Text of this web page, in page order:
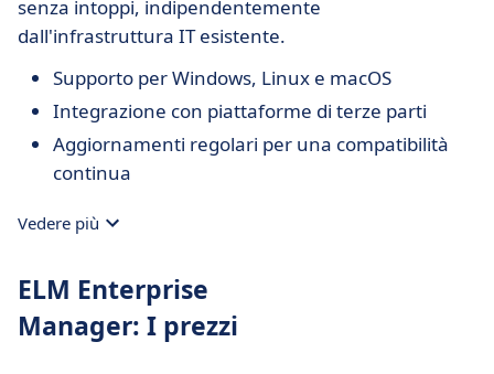
senza intoppi, indipendentemente
dall'infrastruttura IT esistente.
Supporto per Windows, Linux e macOS
Integrazione con piattaforme di terze parti
Aggiornamenti regolari per una compatibilità
continua
Vedere più
ELM Enterprise
Manager: I prezzi